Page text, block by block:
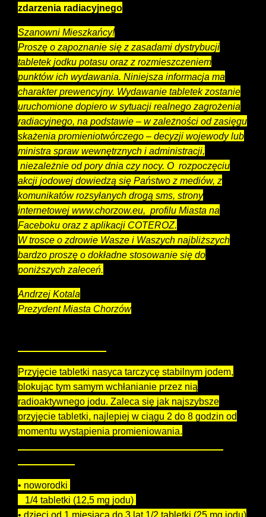
zdarzenia radiacyjnego
Szanowni Mieszkańcy!
Proszę o zapoznanie się z zasadami dystrybucji
tabletek jodku potasu oraz z rozmieszczeniem
punktów ich wydawania. Niniejsza informacja ma
charakter prewencyjny. Wydawanie tabletek zostanie
uruchomione dopiero w sytuacji realnego zagrożenia
radiacyjnego, na podstawie – w zależności od zasięgu
skażenia promieniotwórczego – decyzji wojewody lub
ministra spraw wewnętrznych i administracji,
niezależnie od pory dnia czy nocy. O rozpoczęciu
akcji jodowej dowiedzą się Państwo z mediów, z
komunikatów rozsyłanych drogą sms, strony
internetowej www.chorzow.eu, profilu Miasta na
Faceboku oraz z aplikacji COTEROZ.
W trosce o zdrowie Wasze i Waszych najbliższych
bardzo proszę o dokładne stosowanie się do
poniższych zaleceń.
Andrzej Kotala
Prezydent Miasta Chorzów
Przyjęcie tabletki nasyca tarczycę stabilnym jodem,
blokując tym samym wchłanianie przez nią
radioaktywnego jodu. Zaleca się jak najszybsze
przyjęcie tabletki, najlepiej w ciągu 2 do 8 godzin od
momentu wystąpienia promieniowania.
• noworodki
1/4 tabletki (12,5 mg jodu)
• dzieci od 1 miesiąca do 3 lat 1/2 tabletki (25 mg jodu)